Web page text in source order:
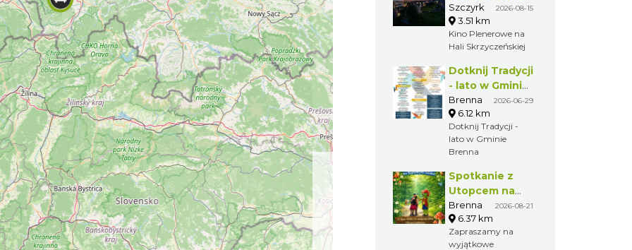
Hali
Skrzyczeńskiej
Szczyrk 2026-08-15
3.51 km
Kino Plenerowe na
Hali Skrzyczeńskiej
Dotknij Tradycji
- lato w Gminie
Brenna
Brenna 2026-06-29
6.12 km
Dotknij Tradycji -
lato w Gminie
Brenna
Spotkanie z
Utopcem na
Bajkowym
Szlaku
Brenna 2026-08-21
6.37 km
Zapraszamy na
wyjątkowe